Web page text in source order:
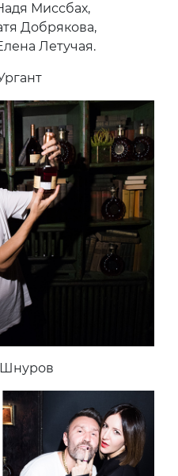
Миссбах,
Добрякова,
Летучая.